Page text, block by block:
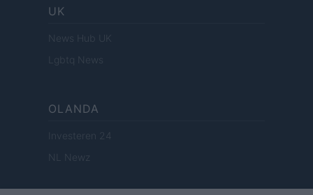
UK
News Hub UK
Lgbtq News
OLANDA
Investeren 24
NL Newz